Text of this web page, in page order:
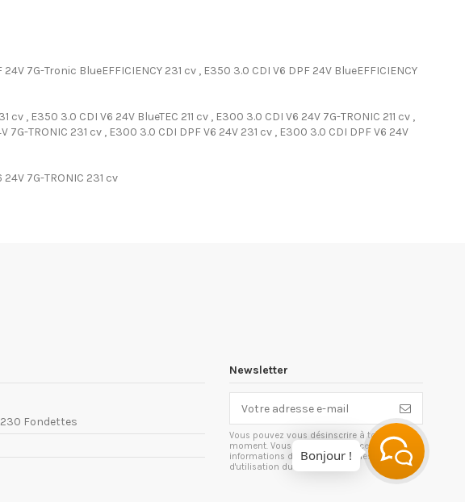
7G-Tronic BlueEFFICIENCY 231 cv , E350 3.0 CDI V6 DPF 24V BlueEFFICIENCY
, E350 3.0 CDI V6 24V BlueTEC 211 cv , E300 3.0 CDI V6 24V 7G-TRONIC 211 cv ,
7G-TRONIC 231 cv , E300 3.0 CDI DPF V6 24V 231 cv , E300 3.0 CDI DPF V6 24V
7G-TRONIC 231 cv
Fondettes
Newsletter
Vous pouvez vous désinscrire à tout
moment. Vous trouverez pour cela nos
informations de contact dans les conditions
d'utilisation du site.
Bonjour !